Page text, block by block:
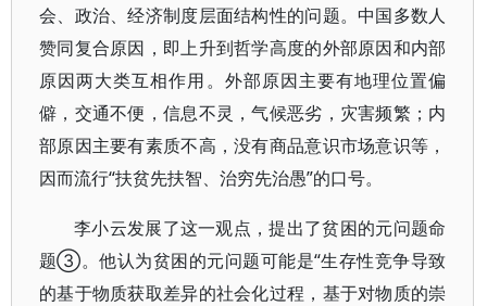
会、政治、经济制度层面结构性的问题。中国多数人
赞同复合原因，即上升到哲学高度的外部原因和内部
原因两大类互相作用。外部原因主要有地理位置偏
僻，交通不便，信息不灵，气候恶劣，灾害频繁；内
部原因主要有素质不高，没有商品意识市场意识等，
因而流行“扶贫先扶智、治穷先治愚”的口号。
李小云发展了这一观点，提出了贫困的元问题命
题③。他认为贫困的元问题可能是“生存性竞争导致
的基于物质获取差异的社会化过程，基于对物质的崇